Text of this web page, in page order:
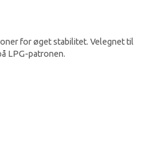
for øget stabilitet. Velegnet til
LPG-patronen.